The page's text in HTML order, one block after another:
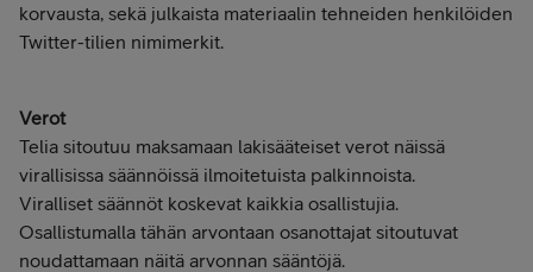
korvausta, sekä julkaista materiaalin tehneiden henkilöiden
Twitter-tilien nimimerkit.
Verot
Telia sitoutuu maksamaan lakisääteiset verot näissä
virallisissa säännöissä ilmoitetuista palkinnoista.
Viralliset säännöt koskevat kaikkia osallistujia.
Osallistumalla tähän arvontaan osanottajat sitoutuvat
noudattamaan näitä arvonnan sääntöjä.